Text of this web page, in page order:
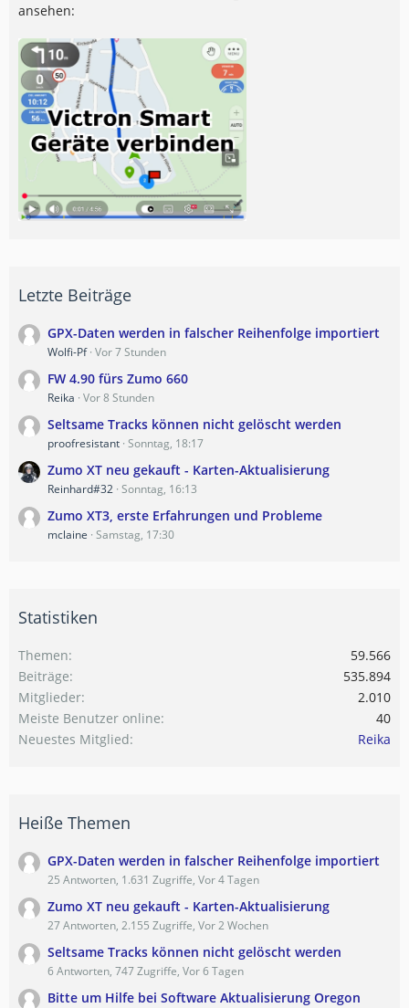
ansehen:
Letzte Beiträge
GPX-Daten werden in falscher Reihenfolge importiert
Wolfi-Pf Vor 7 Stunden
FW 4.90 fürs Zumo 660
Reika Vor 8 Stunden
Seltsame Tracks können nicht gelöscht werden
proofresistant Sonntag, 18:17
Zumo XT neu gekauft - Karten-Aktualisierung
Reinhard#32 Sonntag, 16:13
Zumo XT3, erste Erfahrungen und Probleme
mclaine Samstag, 17:30
Statistiken
Themen
59.566
Beiträge
535.894
Mitglieder
2.010
Meiste Benutzer online
40
Neuestes Mitglied
Reika
Heiße Themen
GPX-Daten werden in falscher Reihenfolge importiert
25 Antworten, 1.631 Zugriffe, Vor 4 Tagen
Zumo XT neu gekauft - Karten-Aktualisierung
27 Antworten, 2.155 Zugriffe, Vor 2 Wochen
Seltsame Tracks können nicht gelöscht werden
6 Antworten, 747 Zugriffe, Vor 6 Tagen
Bitte um Hilfe bei Software Aktualisierung Oregon